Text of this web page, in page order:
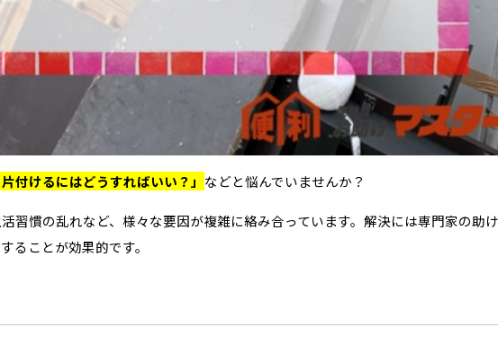
付けるにはどうすればいい？」 などと悩んでいませんか？
習慣の乱れなど、様々な要因が複雑に絡み合っています。解決には専門家の助
ることが効果的です。